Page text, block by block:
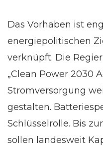
Das Vorhaben ist
energiepolitischen
verknüpft. Die
„Clean Power 2030
Stromversorgung
gestalten.
Schlüsselrolle. Bis
sollen landesweit